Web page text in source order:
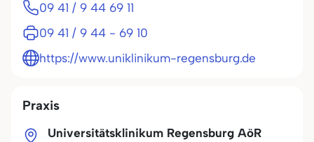
Praxis
Universitätsklinikum Regensburg AöR
09 41 / 9 44 69 11
09 41 / 9 44 - 69 10
https://www.uniklinikum-regensburg.de